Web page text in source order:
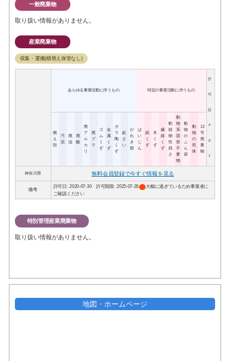
一般廃棄物
取り扱い情報がありません。
産業廃棄物
収集・運搬(積替え保管なし)
あらゆる事業活動に伴うもの 特定の事業活動に伴うもの
許
可
証
Ｐ
Ｄ
Ｆ
燃
え
殻
汚
泥
廃
油
廃
酸
廃
ア
ル
カ
リ
廃
プ
ラ
ゴ
ム
く
ず
金
属
く
ず
ガ
ラ
陶
く
ず
鉱
さ
い
が
れ
き
類
ば
い
じ
ん
紙
く
ず
木
く
ず
繊
維
く
ず
動
植
物
性
残
さ
動
物
系
固
形
不
要
物
動
物
の
ふ
ん
尿
動
物
の
死
体
13
号
廃
棄
物
神奈川県 無料会員登録で今すぐ情報を見る
備考
許可日: 2020-07-30 許可期限: 2025-07-26circle大幅に過ぎているため事業者に
ご確認ください
特別管理産業廃棄物
取り扱い情報がありません。
地図・ホームページ